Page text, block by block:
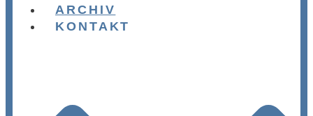
ARCHIV
KONTAKT